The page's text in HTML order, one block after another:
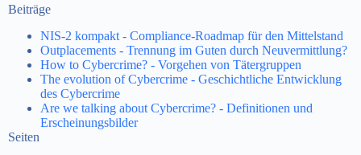
Beiträge
​​NIS‑2 kompakt - Compliance-Roadmap für den Mittelstand​
Outplacements - Trennung im Guten durch Neuvermittlung?
How to Cybercrime? - Vorgehen von Tätergruppen
​​The evolution of Cybercrime - Geschichtliche Entwicklung
des Cybercrime​
​Are we talking about Cybercrime? - Definitionen und
Erscheinungsbilder​
Seiten